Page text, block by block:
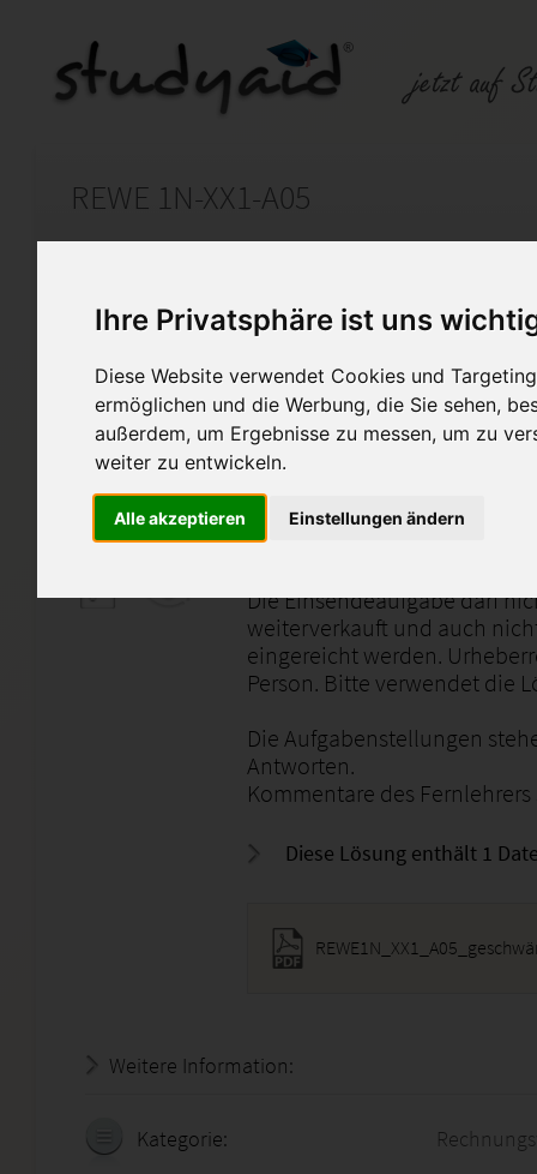
Ihre Privatsphäre ist uns
Diese Website verwendet Cookies und
ermöglichen und die Werbung, die Sie sehen,
außerdem, um Ergebnisse zu messen, um zu
weiter zu entwickeln.
Alle akzeptieren Einstellungen ändern
REWE 1N-XX1-A05
Rechtsfragen
Ich biete euch hier eine
aufgeführte ILS ESA.
Benotet wurde sie mit der
Die Einsendeaufgabe darf
weiterverkauft und auch
eingereicht werden.
Person. Bitte verwendet die
Die Aufgabenstellungen
Antworten.
Kommentare des
Diese Lösung enthält 1
Weitere Information:
Kategorie: